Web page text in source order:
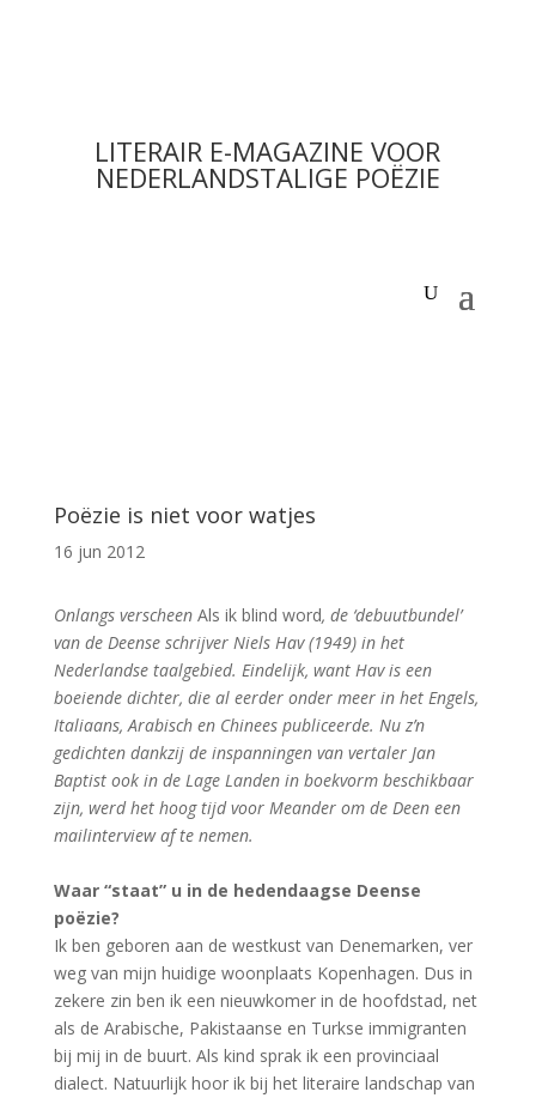
LITERAIR E-MAGAZINE VOOR
NEDERLANDSTALIGE POËZIE
Poëzie is niet voor watjes
16 jun 2012
Onlangs verscheen Als ik blind word, de ‘debuutbundel’
van de Deense schrijver Niels Hav (1949) in het
Nederlandse taalgebied. Eindelijk, want Hav is een
boeiende dichter, die al eerder onder meer in het Engels,
Italiaans, Arabisch en Chinees publiceerde. Nu z’n
gedichten dankzij de inspanningen van vertaler Jan
Baptist ook in de Lage Landen in boekvorm beschikbaar
zijn, werd het hoog tijd voor Meander om de Deen een
mailinterview af te nemen.
Waar “staat” u in de hedendaagse Deense
poëzie?
Ik ben geboren aan de westkust van Denemarken, ver
weg van mijn huidige woonplaats Kopenhagen. Dus in
zekere zin ben ik een nieuwkomer in de hoofdstad, net
als de Arabische, Pakistaanse en Turkse immigranten
bij mij in de buurt. Als kind sprak ik een provinciaal
dialect. Natuurlijk hoor ik bij het literaire landschap van